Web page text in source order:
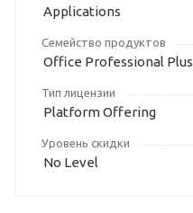
Applications
Семейство продуктов
Office Professional Plus
Тип лицензии
Platform Offering
Уровень скидки
No Level